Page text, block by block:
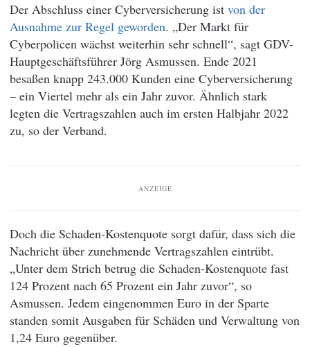
Der Abschluss einer Cyberversicherung ist von der
Ausnahme zur Regel geworden. „Der Markt für
Cyberpolicen wächst weiterhin sehr schnell“, sagt GDV-
Hauptgeschäftsführer Jörg Asmussen. Ende 2021
besaßen knapp 243.000 Kunden eine Cyberversicherung
– ein Viertel mehr als ein Jahr zuvor. Ähnlich stark
legten die Vertragszahlen auch im ersten Halbjahr 2022
zu, so der Verband.
ANZEIGE
Doch die Schaden-Kostenquote sorgt dafür, dass sich die
Nachricht über zunehmende Vertragszahlen eintrübt.
„Unter dem Strich betrug die Schaden-Kostenquote fast
124 Prozent nach 65 Prozent ein Jahr zuvor“, so
Asmussen. Jedem eingenommen Euro in der Sparte
standen somit Ausgaben für Schäden und Verwaltung von
1,24 Euro gegenüber.